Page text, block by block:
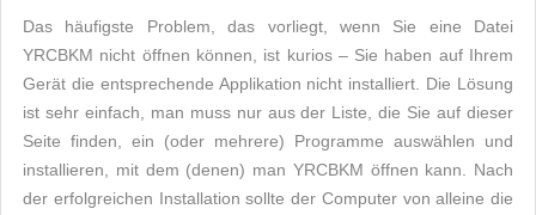
Das häufigste Problem, das vorliegt, wenn Sie eine Datei
YRCBKM nicht öffnen können, ist kurios – Sie haben auf Ihrem
Gerät die entsprechende Applikation nicht installiert. Die Lösung
ist sehr einfach, man muss nur aus der Liste, die Sie auf dieser
Seite finden, ein (oder mehrere) Programme auswählen und
installieren, mit dem (denen) man YRCBKM öffnen kann. Nach
der erfolgreichen Installation sollte der Computer von alleine die